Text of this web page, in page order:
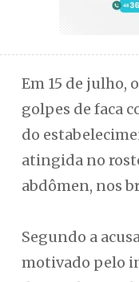
Em 15 de julho,
golpes de faca
do
atingida no
abdômen, nos
Segundo a
motivado pelo